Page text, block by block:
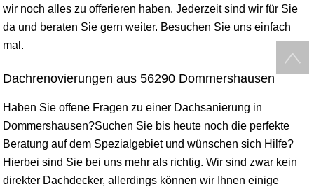
wir noch alles zu offerieren haben. Jederzeit sind wir für Sie
da und beraten Sie gern weiter. Besuchen Sie uns einfach
mal.
Dachrenovierungen aus 56290 Dommershausen
Haben Sie offene Fragen zu einer Dachsanierung in
Dommershausen?Suchen Sie bis heute noch die perfekte
Beratung auf dem Spezialgebiet und wünschen sich Hilfe?
Hierbei sind Sie bei uns mehr als richtig. Wir sind zwar kein
direkter Dachdecker, allerdings können wir Ihnen einige